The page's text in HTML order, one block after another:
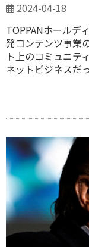
2024-04-18
TOPPANホールデ
発コンテンツ事業
ト上のコミュニテ
ネットビジネスだ